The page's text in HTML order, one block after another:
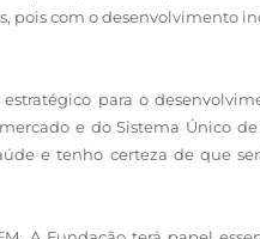
pois com o desenvolvimento
para o
e do Sistema Único de
e tenho certeza de que